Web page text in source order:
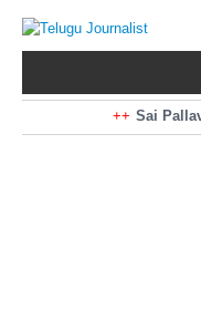
Sai
Kiara